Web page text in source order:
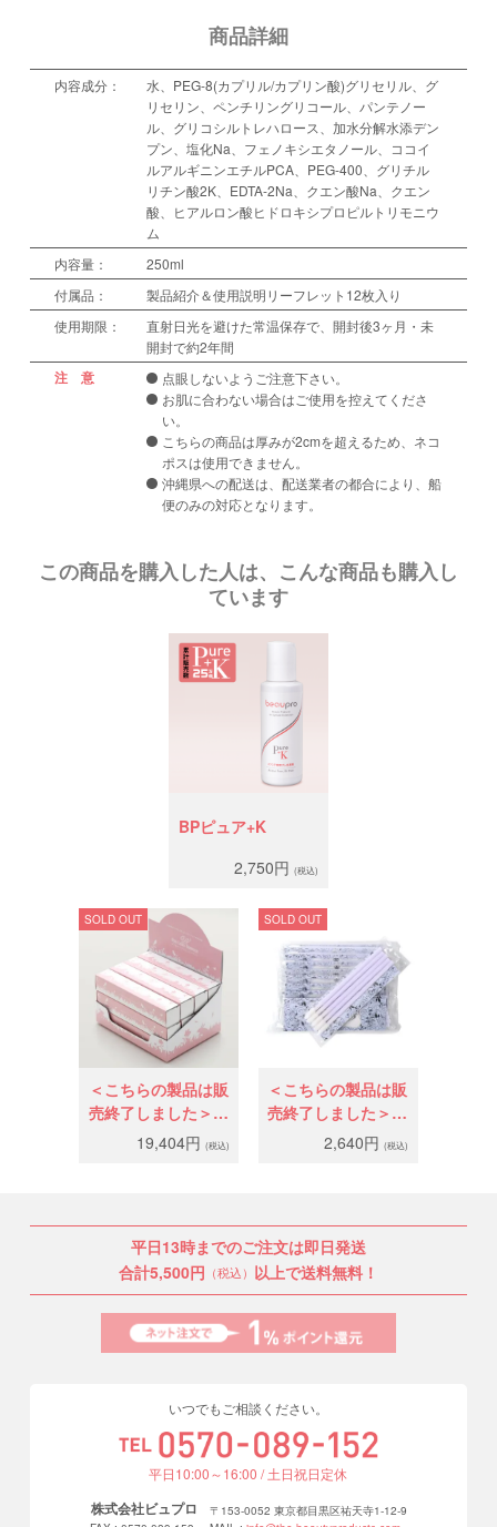
商品詳細
内容成分：
水、PEG-8(カプリル/カプリン酸)グリセリル、グ
リセリン、ペンチリングリコール、パンテノー
ル、グリコシルトレハロース、加水分解水添デン
プン、塩化Na、フェノキシエタノール、ココイ
ルアルギニンエチルPCA、PEG-400、グリチル
リチン酸2K、EDTA-2Na、クエン酸Na、クエン
酸、ヒアルロン酸ヒドロキシプロピルトリモニウ
ム
内容量：
250ml
付属品：
製品紹介＆使用説明リーフレット12枚入り
使用期限：
直射日光を避けた常温保存で、開封後3ヶ月・未
開封で約2年間
注 意
点眼しないようご注意下さい。
お肌に合わない場合はご使用を控えてくださ
い。
こちらの商品は厚みが2cmを超えるため、ネコ
ポスは使用できません。
沖縄県への配送は、配送業者の都合により、船
便のみの対応となります。
この商品を購入した人は、こんな商品も購入し
ています
BPピュア+K
2,750円(税込)
＜こちらの製品は販
売終了しました＞ダ
ブルアイラッシュエ
ッセンス店販用
19,404円 (税込)
SOLD OUT
＜こちらの製品は販
売終了しました＞ア
イミングホームケア
2,640円(税込)
SOLD OUT
平日13時までのご注文は即日発送
合計5,500円 （税込） 以上で送料無料！
いつでもご相談ください。
平日10:00～16:00 / 土日祝日定休
株式会社ビュプロ
〒153-0052 東京都目黒区祐天寺1-12-9